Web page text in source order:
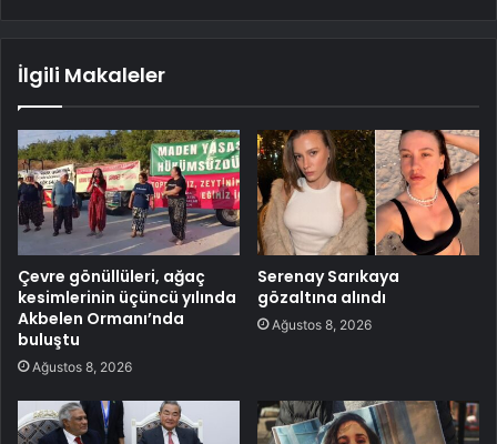
İlgili Makaleler
Çevre gönüllüleri, ağaç
kesimlerinin üçüncü yılında
Akbelen Ormanı’nda
buluştu
Ağustos 8, 2026
Serenay Sarıkaya
gözaltına alındı
Ağustos 8, 2026